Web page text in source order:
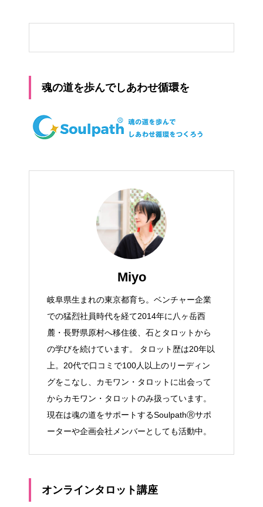
魂の道を歩んでしあわせ循環を
Miyo
岐阜県生まれの東京都育ち。ベンチャー企業
での猛烈社員時代を経て2014年に八ヶ岳西
麓・長野県原村へ移住後、石とタロットから
の学びを続けています。 タロット歴は20年以
上。20代で口コミで100人以上のリーディン
グをこなし、カモワン・タロットに出会って
からカモワン・タロットのみ扱っています。
現在は魂の道をサポートするSoulpathⓇサポ
ーターや企画会社メンバーとしても活動中。
オンラインタロット講座